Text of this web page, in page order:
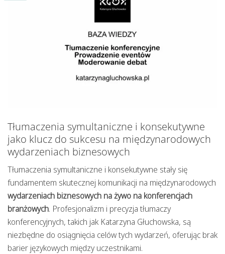
Tłumaczenia symultaniczne i konsekutywne
jako klucz do sukcesu na międzynarodowych
wydarzeniach biznesowych
Tłumaczenia symultaniczne i konsekutywne stały się
fundamentem skutecznej komunikacji na międzynarodowych
wydarzeniach biznesowych na żywo na konferencjach
branżowych. Profesjonalizm i precyzja tłumaczy
konferencyjnych, takich jak Katarzyna Głuchowska, są
niezbędne do osiągnięcia celów tych wydarzeń, oferując brak
barier językowych między uczestnikami.